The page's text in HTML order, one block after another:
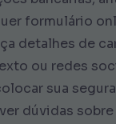
formulário
detalhes de
ou redes
sua
dúvidas